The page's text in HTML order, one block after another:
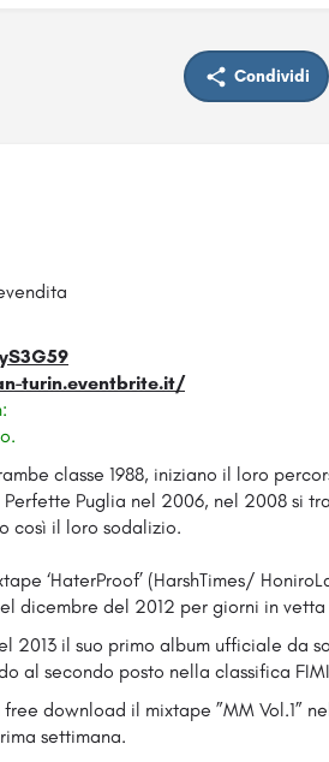
Condividi
turin.eventbrite.it/
classe 1988, iniziano il loro
Puglia nel 2006, nel 2008 si
così il loro sodalizio.
‘HaterProof’ (HarshTimes/
dicembre del 2012 per giorni in
2013 il suo primo album ufficiale da
al secondo posto nella classifica
download il mixtape ”MM Vol.1”
settimana.